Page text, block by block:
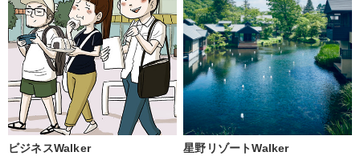
ビジネスWalker 星野リゾートWalker